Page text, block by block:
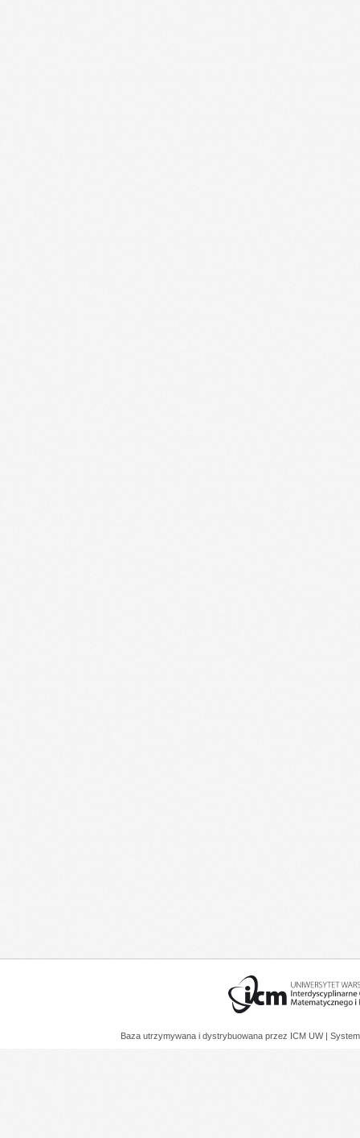
Baza utrzymywana i dystrybuowana przez ICM UW |